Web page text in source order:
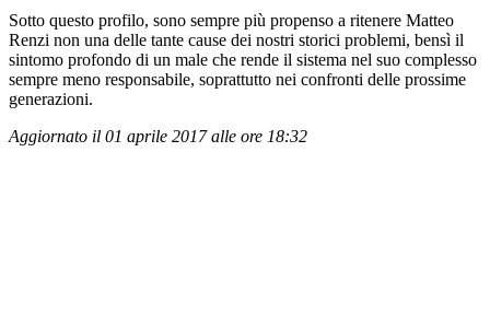
Sotto questo profilo, sono sempre più propenso a ritenere Matteo
Renzi non una delle tante cause dei nostri storici problemi, bensì il
sintomo profondo di un male che rende il sistema nel suo complesso
sempre meno responsabile, soprattutto nei confronti delle prossime
generazioni.
Aggiornato il 01 aprile 2017 alle ore 18:32